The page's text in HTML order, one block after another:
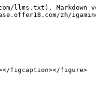
llms.txt). Markdown
zh/
figcaption></figure>